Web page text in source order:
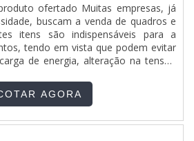
ofertado Muitas empresas, já
buscam a venda de quadros e
itens são indispensáveis para a
tendo em vista que podem evitar
de energia, alteração na tensão
ao contratante maior segurança para
seu empreendimento. Veja al....
AGORA